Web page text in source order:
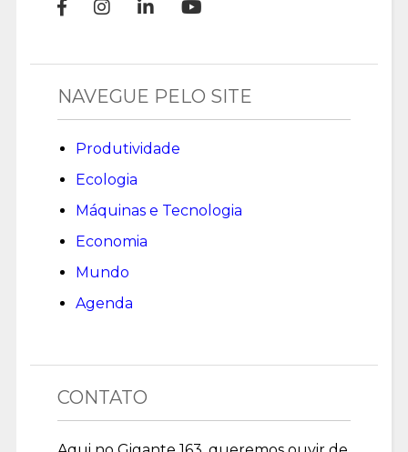
NAVEGUE PELO SITE
Produtividade
Ecologia
Máquinas e Tecnologia
Economia
Mundo
Agenda
CONTATO